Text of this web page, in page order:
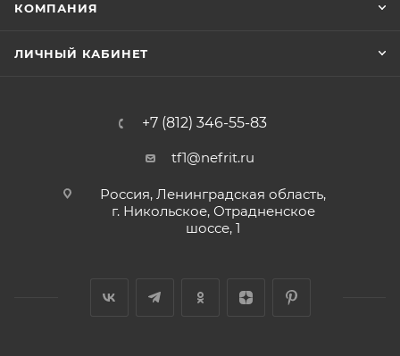
КОМПАНИЯ
ЛИЧНЫЙ КАБИНЕТ
+7 (812) 346-55-83
tf1@nefrit.ru
Россия, Ленинградская область,
г. Никольское, Отрадненское
шоссе, 1